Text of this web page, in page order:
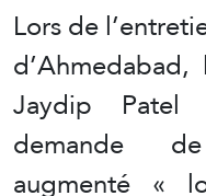
Lors de
Jaydip
demande
augmenté «